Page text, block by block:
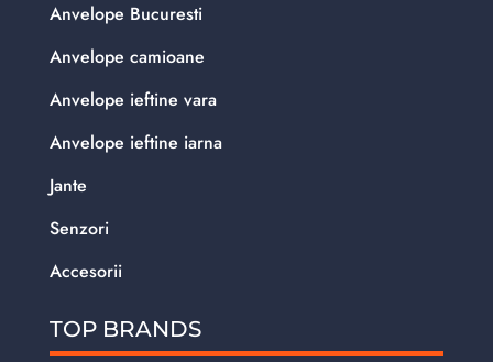
Anvelope Bucuresti
Anvelope camioane
Anvelope ieftine vara
Anvelope ieftine iarna
Jante
Senzori
Accesorii
TOP BRANDS